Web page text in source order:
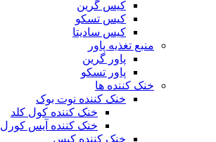
کیس گرین
کیس تسکو
کیس سادیتا
منبع تغذیه‌ پاور
پاور گرین
پاور تسکو
خنک کننده ها
خنک کننده نوت بوک
خنک کننده کول کلد
خنک کننده آیس کورل
خنک کننده کیس